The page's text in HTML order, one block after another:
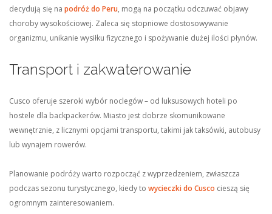
decydują się na podróż do Peru, mogą na początku odczuwać objawy
choroby wysokościowej. Zaleca się stopniowe dostosowywanie
organizmu, unikanie wysiłku fizycznego i spożywanie dużej ilości płynów.
Transport i zakwaterowanie
Cusco oferuje szeroki wybór noclegów – od luksusowych hoteli po
hostele dla backpackerów. Miasto jest dobrze skomunikowane
wewnętrznie, z licznymi opcjami transportu, takimi jak taksówki, autobusy
lub wynajem rowerów.
Planowanie podróży warto rozpocząć z wyprzedzeniem, zwłaszcza
podczas sezonu turystycznego, kiedy to wycieczki do Cusco cieszą się
ogromnym zainteresowaniem.